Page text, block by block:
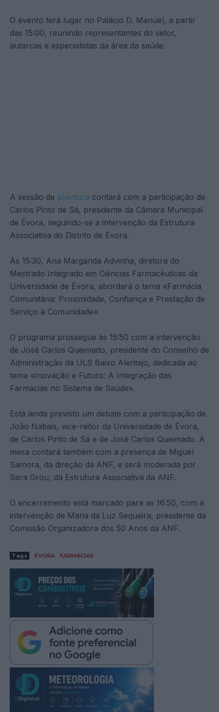
O evento terá lugar no Palácio D. Manuel, a partir
das 15:00, reunindo representantes do setor,
autarcas e especialistas da área da saúde.
A sessão de abertura contará com a participação de
Carlos Pinto de Sá, presidente da Câmara Municipal
de Évora, seguindo-se a intervenção da Estrutura
Associativa do Distrito de Évora.
Às 15:30, Ana Margarida Advinha, diretora do
Mestrado Integrado em Ciências Farmacêuticas da
Universidade de Évora, abordará o tema «Farmácia
Comunitária: Proximidade, Confiança e Prestação de
Serviço à Comunidade».
O programa prossegue às 15:50 com a intervenção
de José Carlos Queimado, presidente do Conselho de
Administração da ULS Baixo Alentejo, dedicada ao
tema «Inovação e Futuro: A Integração das
Farmácias no Sistema de Saúde».
Está ainda previsto um debate com a participação de
João Nabais, vice-reitor da Universidade de Évora,
de Carlos Pinto de Sá e de José Carlos Queimado. A
mesa contará também com a presença de Miguel
Samora, da direção da ANF, e será moderada por
Sara Grou, da Estrutura Associativa da ANF.
O encerramento está marcado para as 16:50, com a
intervenção de Maria da Luz Sequeira, presidente da
Comissão Organizadora dos 50 Anos da ANF.
Tags ÉVORA FARMÁCIAS